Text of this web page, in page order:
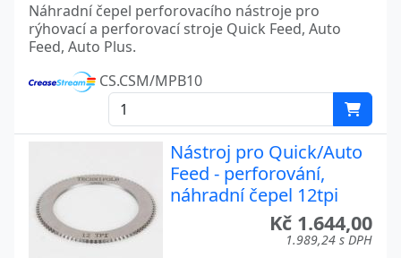
Náhradní čepel perforovacího nástroje pro
rýhovací a perforovací stroje Quick Feed, Auto
Feed, Auto Plus.
CS.CSM/MPB10
Nástroj pro Quick/Auto
Feed - perforování,
náhradní čepel 12tpi
Kč 1.644,00
1.989,24 s DPH